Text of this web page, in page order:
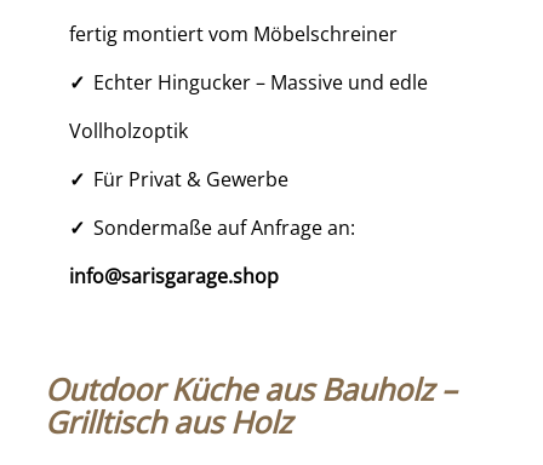
fertig montiert vom Möbelschreiner
Echter Hingucker – Massive und edle
Vollholzoptik
Für Privat & Gewerbe
Sondermaße auf Anfrage an:
info@sarisgarage.shop
Outdoor Küche aus Bauholz –
Grilltisch aus Holz